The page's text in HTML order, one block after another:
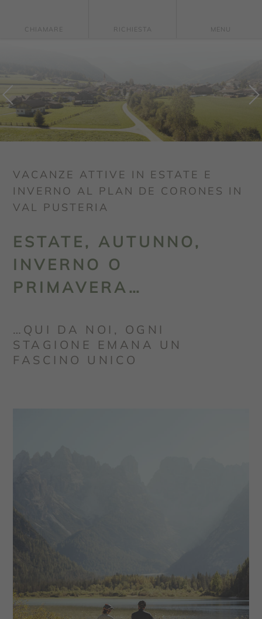
MENU
CHIAMARE RICHIESTA
NEXT
VACANZE ATTIVE IN ESTATE E
INVERNO AL PLAN DE CORONES IN
VAL PUSTERIA
ESTATE, AUTUNNO,
INVERNO O
PRIMAVERA…
…QUI DA NOI, OGNI
STAGIONE EMANA UN
FASCINO UNICO